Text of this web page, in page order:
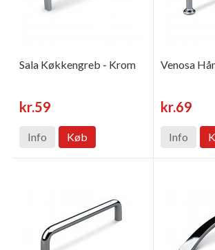
Sala Køkkengreb - Krom
kr.59
Info Køb
Venosa
kr.69
Info